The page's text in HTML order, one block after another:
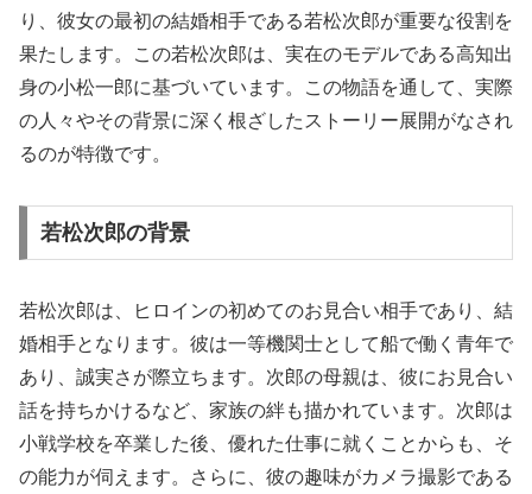
り、彼女の最初の結婚相手である若松次郎が重要な役割を
果たします。この若松次郎は、実在のモデルである高知出
身の小松一郎に基づいています。この物語を通して、実際
の人々やその背景に深く根ざしたストーリー展開がなされ
るのが特徴です。
若松次郎の背景
若松次郎は、ヒロインの初めてのお見合い相手であり、結
婚相手となります。彼は一等機関士として船で働く青年で
あり、誠実さが際立ちます。次郎の母親は、彼にお見合い
話を持ちかけるなど、家族の絆も描かれています。次郎は
小戦学校を卒業した後、優れた仕事に就くことからも、そ
の能力が伺えます。さらに、彼の趣味がカメラ撮影である